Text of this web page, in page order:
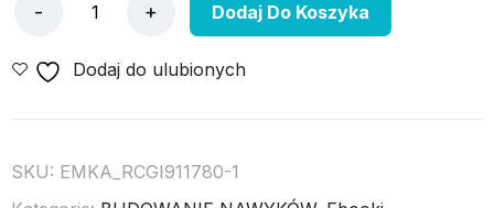
Dodaj Do Koszyka
Dodaj do ulubionych
SKU: EMKA_RCGI911780-1